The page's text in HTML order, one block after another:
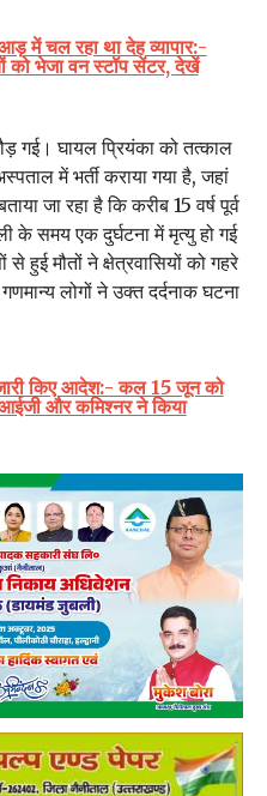
आड़ में चल रहा था देह व्यापार:-
को भेजा वन स्टॉप सेंटर, देखें
गई। घायल प्रियंका को तत्काल
में भर्ती कराया गया है, जहां
जा रहा है कि करीब 15 वर्ष पूर्व
के समय एक दुर्घटना में मृत्यु हो गई
हुई मौतों ने क्षेत्रवासियों को गहरे
लोगों ने उक्त दर्दनाक घटना
किए आदेश:- कल 15 जून को
और कमिश्नर ने किया